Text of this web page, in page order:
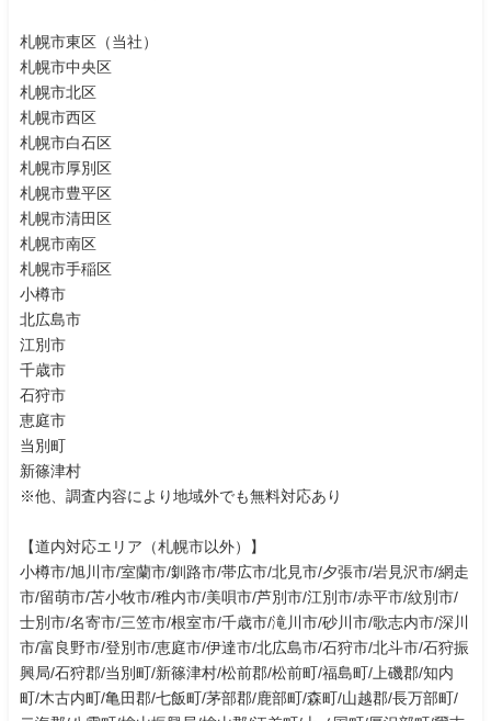
札幌市東区（当社）
札幌市中央区
札幌市北区
札幌市西区
札幌市白石区
札幌市厚別区
札幌市豊平区
札幌市清田区
札幌市南区
札幌市手稲区
小樽市
北広島市
江別市
千歳市
石狩市
恵庭市
当別町
新篠津村
※他、調査内容により地域外でも無料対応あり
【道内対応エリア（札幌市以外）】
小樽市/旭川市/室蘭市/釧路市/帯広市/北見市/夕張市/岩見沢市/網走
市/留萌市/苫小牧市/稚内市/美唄市/芦別市/江別市/赤平市/紋別市/
士別市/名寄市/三笠市/根室市/千歳市/滝川市/砂川市/歌志内市/深川
市/富良野市/登別市/恵庭市/伊達市/北広島市/石狩市/北斗市/石狩振
興局/石狩郡/当別町/新篠津村/松前郡/松前町/福島町/上磯郡/知内
町/木古内町/亀田郡/七飯町/茅部郡/鹿部町/森町/山越郡/長万部町/